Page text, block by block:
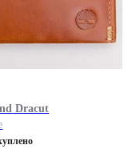
Dracut